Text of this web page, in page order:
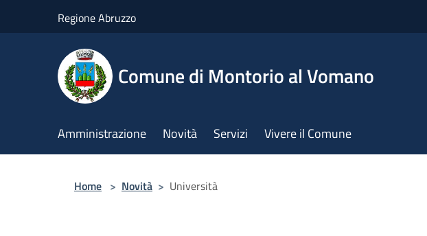
Regione Abruzzo
Comune di Montorio al Vomano
Amministrazione Novità Servizi Vivere il Comune
Home > Novità > Università